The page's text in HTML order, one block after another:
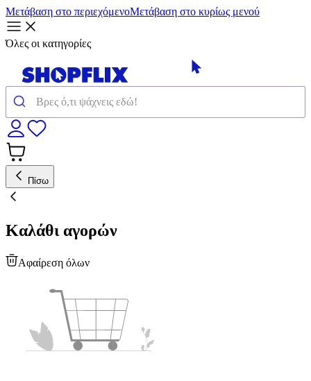
Μετάβαση στο περιεχόμενοΜετάβαση στο κυρίως μενού
Όλες οι κατηγορίες
Πίσω
Καλάθι αγορών
Αφαίρεση όλων